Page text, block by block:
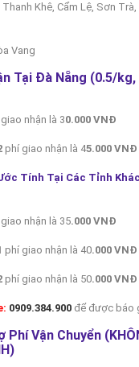
Thanh Khê, Cẩm Lệ, Sơn
Vang
Tại Đà Nẵng (0.5/
nhận là 30.000 VNĐ
phí giao nhận là 45.000 VNĐ
Tính Tại Các Tỉnh
nhận là 35.000 VNĐ
phí giao nhận là 40.000 VNĐ
phí giao nhận là 50.000 VNĐ
0909.384.900 để được báo
Vận Chuyển